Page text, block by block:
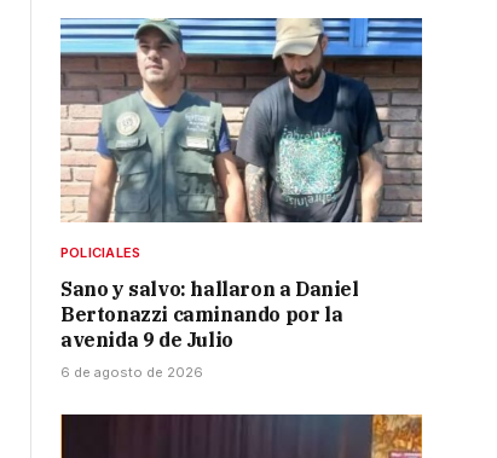
POLICIALES
Sano y salvo: hallaron a Daniel
Bertonazzi caminando por la
avenida 9 de Julio
6 de agosto de 2026